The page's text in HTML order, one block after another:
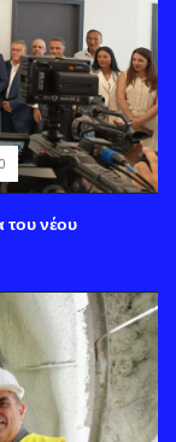
του νέου